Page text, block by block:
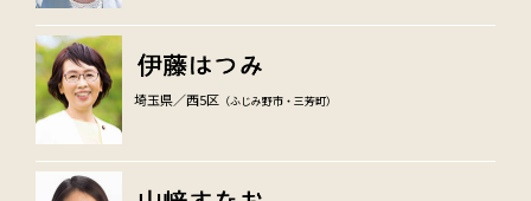
埼玉県／西5区 （ふじみ野市・三芳町）